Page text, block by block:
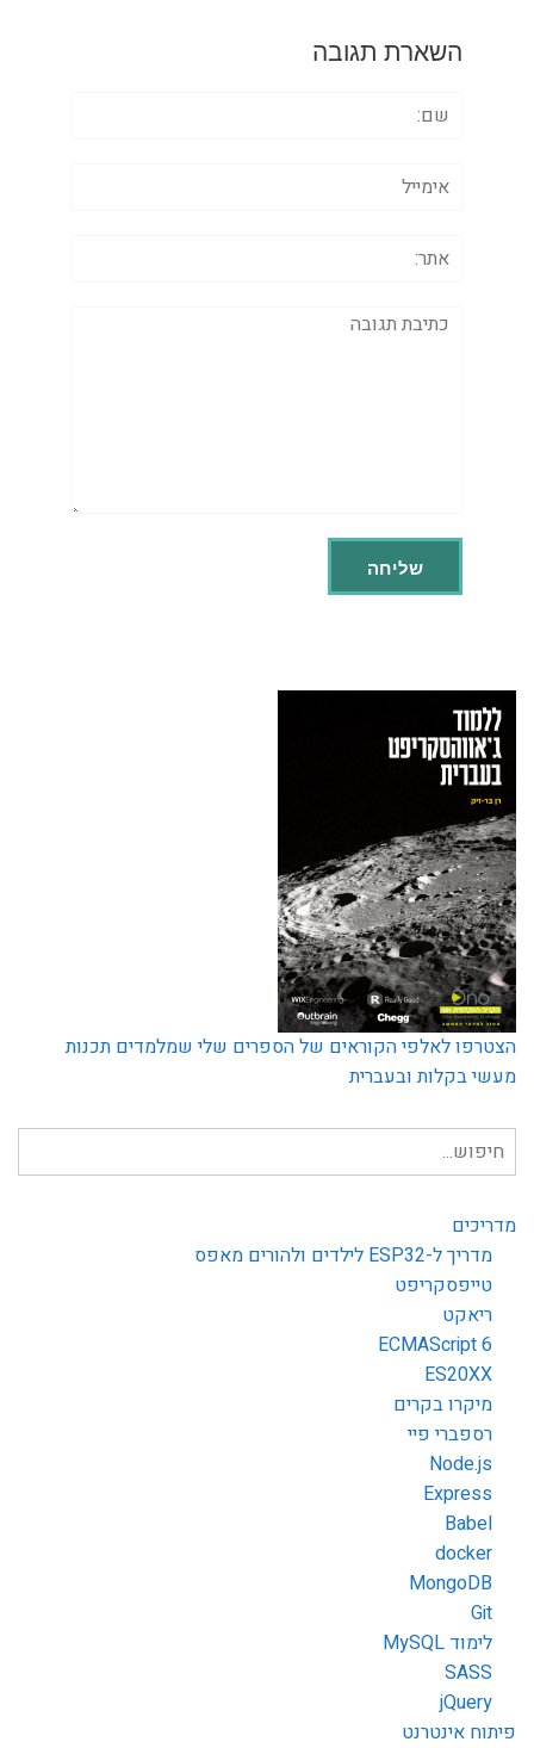
השארת תגובה
תגובה
הצטרפו לאלפי הקוראים של הספרים שלי שמלמדים תכנות
מעשי בקלות ובעברית
חיפוש
עבור:
מדריכים
מדריך ל-ESP32 לילדים ולהורים מאפס
טייפסקריפט
ריאקט
ECMAScript 6
ES20XX
מיקרו בקרים
רספברי פיי
Node.js
Express
Babel
docker
MongoDB
Git
לימוד MySQL
SASS
jQuery
פיתוח אינטרנט